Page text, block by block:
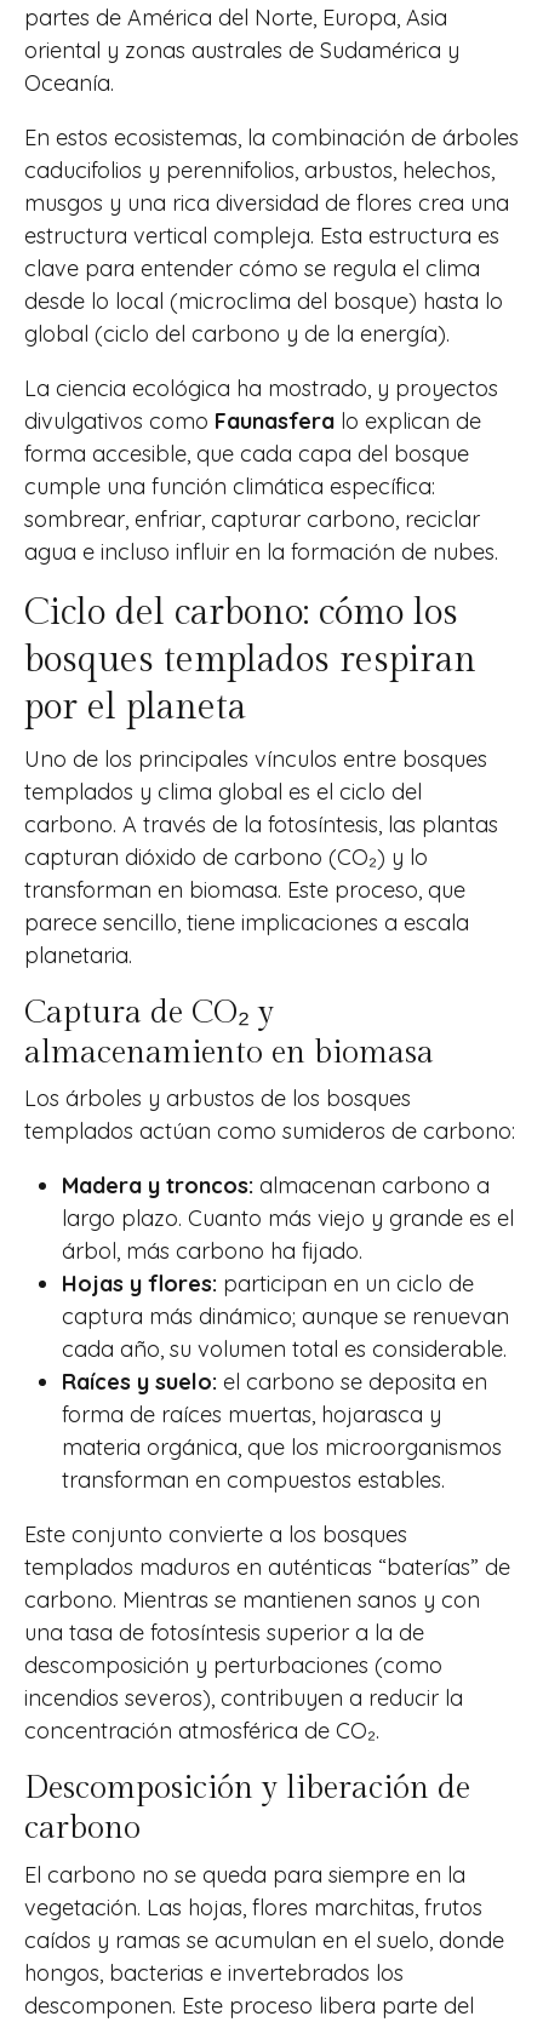
partes de América del Norte, Europa, Asia
oriental y zonas australes de Sudamérica y
Oceanía.
En estos ecosistemas, la combinación de árboles
caducifolios y perennifolios, arbustos, helechos,
musgos y una rica diversidad de flores crea una
estructura vertical compleja. Esta estructura es
clave para entender cómo se regula el clima
desde lo local (microclima del bosque) hasta lo
global (ciclo del carbono y de la energía).
La ciencia ecológica ha mostrado, y proyectos
divulgativos como Faunasfera lo explican de
forma accesible, que cada capa del bosque
cumple una función climática específica:
sombrear, enfriar, capturar carbono, reciclar
agua e incluso influir en la formación de nubes.
Ciclo del carbono: cómo los
bosques templados respiran
por el planeta
Uno de los principales vínculos entre bosques
templados y clima global es el ciclo del
carbono. A través de la fotosíntesis, las plantas
capturan dióxido de carbono (CO₂) y lo
transforman en biomasa. Este proceso, que
parece sencillo, tiene implicaciones a escala
planetaria.
Captura de CO₂ y
almacenamiento en biomasa
Los árboles y arbustos de los bosques
templados actúan como sumideros de carbono:
Madera y troncos: almacenan carbono a
largo plazo. Cuanto más viejo y grande es el
árbol, más carbono ha fijado.
Hojas y flores: participan en un ciclo de
captura más dinámico; aunque se renuevan
cada año, su volumen total es considerable.
Raíces y suelo: el carbono se deposita en
forma de raíces muertas, hojarasca y
materia orgánica, que los microorganismos
transforman en compuestos estables.
Este conjunto convierte a los bosques
templados maduros en auténticas “baterías” de
carbono. Mientras se mantienen sanos y con
una tasa de fotosíntesis superior a la de
descomposición y perturbaciones (como
incendios severos), contribuyen a reducir la
concentración atmosférica de CO₂.
Descomposición y liberación de
carbono
El carbono no se queda para siempre en la
vegetación. Las hojas, flores marchitas, frutos
caídos y ramas se acumulan en el suelo, donde
hongos, bacterias e invertebrados los
descomponen. Este proceso libera parte del